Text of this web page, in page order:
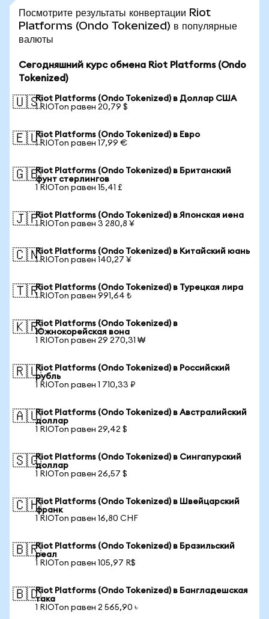
Посмотрите результаты конвертации Riot
Platforms (Ondo Tokenized) в популярные
валюты
Сегодняшний курс обмена Riot Platforms (Ondo
Tokenized)
🇺🇸Riot Platforms (Ondo Tokenized) в Доллар США
1 RIOTon равен 20,79 $
🇪🇺Riot Platforms (Ondo Tokenized) в Евро
1 RIOTon равен 17,99 €
🇬🇧Riot Platforms (Ondo Tokenized) в Британский
фунт стерлингов
1 RIOTon равен 15,41 £
🇯🇵Riot Platforms (Ondo Tokenized) в Японская иена
1 RIOTon равен 3 280,8 ¥
🇨🇳Riot Platforms (Ondo Tokenized) в Китайский юань
1 RIOTon равен 140,27 ¥
🇹🇷Riot Platforms (Ondo Tokenized) в Турецкая лира
1 RIOTon равен 991,64 ₺
🇰🇷Riot Platforms (Ondo Tokenized) в
Южнокорейская вона
1 RIOTon равен 29 270,31 ₩
🇷🇺Riot Platforms (Ondo Tokenized) в Российский
рубль
1 RIOTon равен 1 710,33 ₽
🇦🇺Riot Platforms (Ondo Tokenized) в Австралийский
доллар
1 RIOTon равен 29,42 $
🇸🇬Riot Platforms (Ondo Tokenized) в Сингапурский
доллар
1 RIOTon равен 26,57 $
🇨🇭Riot Platforms (Ondo Tokenized) в Швейцарский
франк
1 RIOTon равен 16,80 CHF
🇧🇷Riot Platforms (Ondo Tokenized) в Бразильский
реал
1 RIOTon равен 105,97 R$
🇧🇩Riot Platforms (Ondo Tokenized) в Бангладешская
така
1 RIOTon равен 2 565,90 ৳